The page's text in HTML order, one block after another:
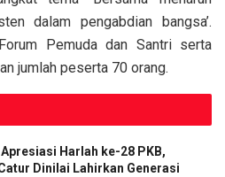
dalam pengabdian bangsa’.
Pemuda dan Santri serta
jumlah peserta 70 orang.
Harlah ke-28 PKB,
Dinilai Lahirkan Generasi